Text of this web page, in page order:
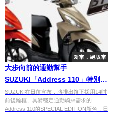
新車．絕版車
大步向前的通勤幫手
SUZUKI「Address 110」特別版
新色亮相
SUZUKI在日前宣布，將推出旗下採用14吋
前後輪框、具備穩定通勤騎乘需求的
Address 110的SPECIAL EDITION新色，日